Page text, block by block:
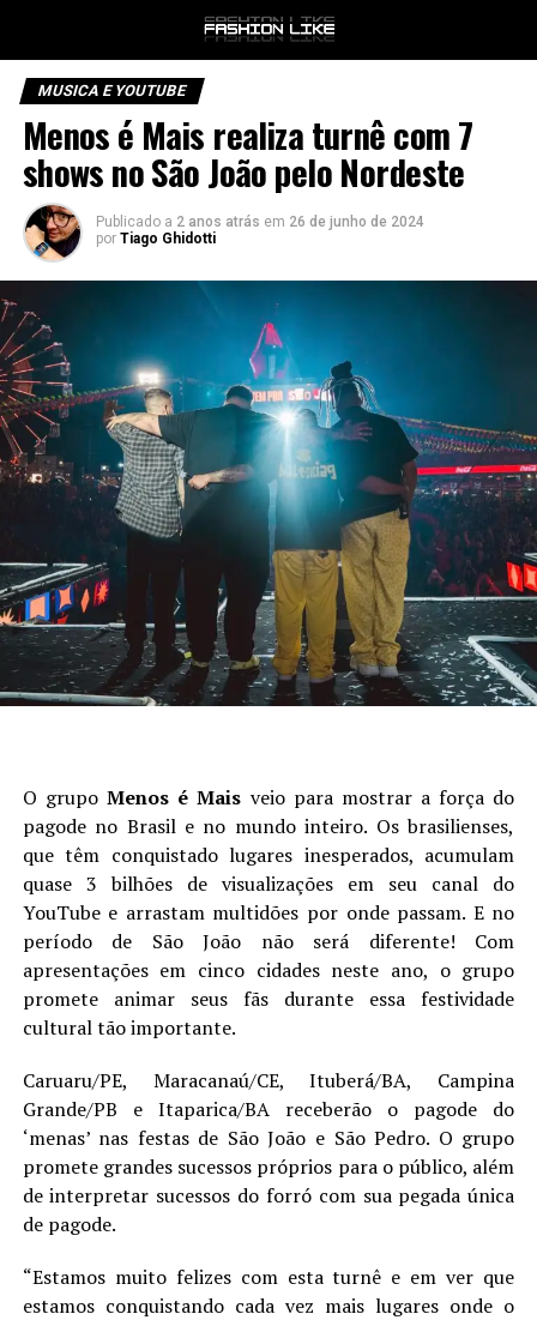
MUSICA E YOUTUBE
Menos é Mais realiza turnê com 7
shows no São João pelo Nordeste
Publicado a 2 anos atrás em 26 de junho de 2024
por Tiago Ghidotti
O grupo Menos é Mais veio para mostrar a força do
pagode no Brasil e no mundo inteiro. Os brasilienses,
que têm conquistado lugares inesperados, acumulam
quase 3 bilhões de visualizações em seu canal do
YouTube e arrastam multidões por onde passam. E no
período de São João não será diferente! Com
apresentações em cinco cidades neste ano, o grupo
promete animar seus fãs durante essa festividade
cultural tão importante.
Caruaru/PE, Maracanaú/CE, Ituberá/BA, Campina
Grande/PB e Itaparica/BA receberão o pagode do
‘menas’ nas festas de São João e São Pedro. O grupo
promete grandes sucessos próprios para o público, além
de interpretar sucessos do forró com sua pegada única
de pagode.
“Estamos muito felizes com esta turnê e em ver que
estamos conquistando cada vez mais lugares onde o